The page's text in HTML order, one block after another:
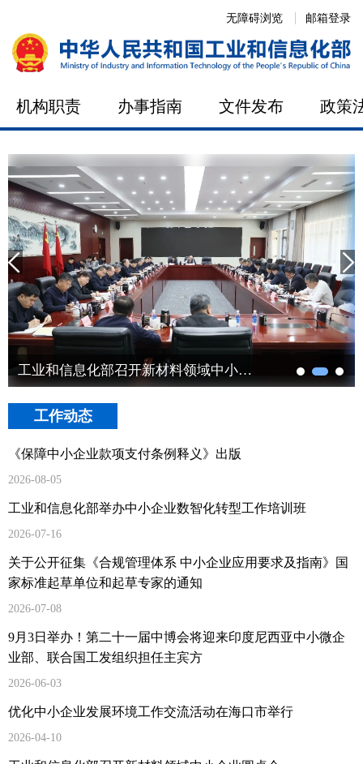
邮箱登录
无障碍浏览
机构职责 办事指南 文件发布 政策
工业和信息化部召开新材料领域中小企业圆桌会
工作动态
《保障中小企业款项支付条例释义》出版
2026-08-05
工业和信息化部举办中小企业数智化转型工作培训班
2026-07-16
关于公开征集《合规管理体系 中小企业应用要求及指南》国
家标准起草单位和起草专家的通知
2026-07-08
9月3日举办！第二十一届中博会将迎来印度尼西亚中小微企
业部、联合国工发组织担任主宾方
2026-06-03
优化中小企业发展环境工作交流活动在海口市举行
2026-04-10